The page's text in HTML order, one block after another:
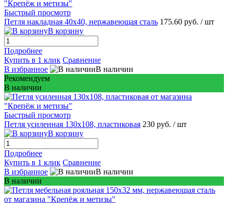
Быстрый просмотр
Петля накладная 40х40, нержавеющая сталь 175.60 руб. / шт
В корзину
Подробнее
Купить в 1 клик Сравнение
В избранное
В наличии
Рекомендуем
В наличии
Быстрый просмотр
Петля усиленная 130x108, пластиковая 230 руб. / шт
В корзину
Подробнее
Купить в 1 клик Сравнение
В избранное
В наличии
В наличии